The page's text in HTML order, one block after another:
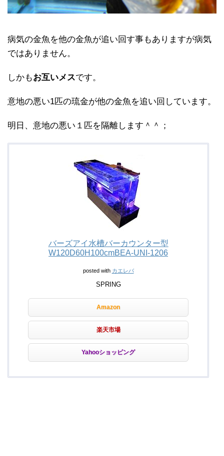
病気の金魚を他の金魚が追い回す事もありますが病気
ではありません。
しかもお互いメスです。
意地の悪い1匹の琉金が他の金魚を追い回しています。
明日、意地の悪い１匹を隔離します＾＾；
バーズアイ水槽バーカウンター型
W120D60H100cmBEA-UNI-1206
posted with カエレバ
SPRING
Amazon
楽天市場
Yahooショッピング